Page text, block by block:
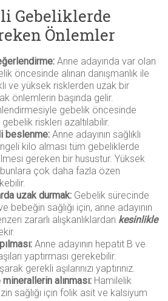
Gebeliklerde
Önlemler
Anne adayında var olan
öncesinde alınan danışmanlık ile
ve yüksek risklerden uzak bir
önlemlerin başında gelir.
gebelik öncesinde
riskleri azaltılabilir.
beslenme:Anne adayının sağlıklı
kilo alması tüm gebeliklerde
gereken bir husustur. Yüksek
çok daha fazla özen
uzak durmak: Gebelik sürecinde
bebeğin sağlığı için, anne adayının
zararlı alışkanlıklardan kesinlikle
Anne adayının hepatit B ve
yaptırması gerekebilir.
gerekli aşılarınızı yaptırınız.
alınması: Hamilelik
sağlığı için folik asit ve kalsiyum